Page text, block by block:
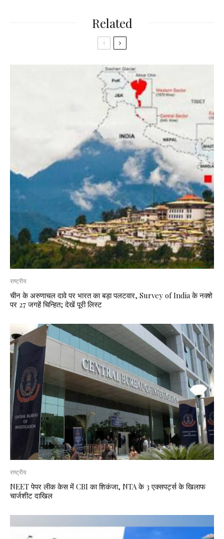
Related
राष्ट्रीय
चीन के अरुणाचल दावे पर भारत का बड़ा पलटवार, Survey of India के नक्शे
पर 27 जगहें चिन्हित; देखें पूरी लिस्ट
राष्ट्रीय
NEET पेपर लीक केस में CBI का शिकंजा, NTA के 3 एक्सपर्ट्स के खिलाफ
चार्जशीट दाखिल